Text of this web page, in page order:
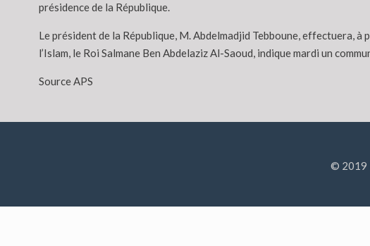
présidence de la République.
Le président de la République, M. Abdelmadjid Tebboune, effectuera,
l’Islam, le Roi Salmane Ben Abdelaziz Al-Saoud, indique mardi un
Source APS
© 2019